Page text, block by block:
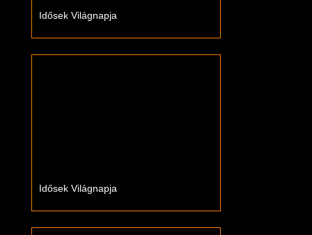
Idősek Világnapja
Idősek Világnapja